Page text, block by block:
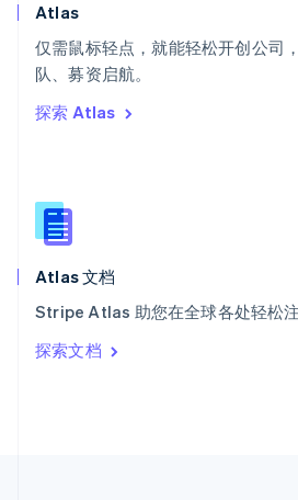
Atlas
仅需鼠标轻点，就能轻松开创公司
队、募资启航。
探索 Atlas
Atlas 文档
Stripe Atlas 助您在全球各处轻松注
探索文档
泰国
ไทยEnglish
希腊
English
西班牙
新西兰
English
匈牙利
English
ItalianoEnglish
印度
English